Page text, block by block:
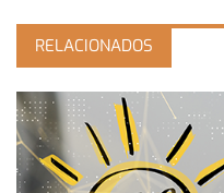
RELACIONADOS